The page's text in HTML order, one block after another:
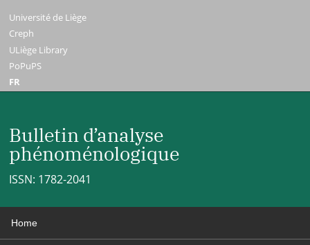
Université de Liège
Creph
ULiège Library
PoPuPS
FR
Bulletin d’analyse
phénoménologique
ISSN: 1782-2041
Home